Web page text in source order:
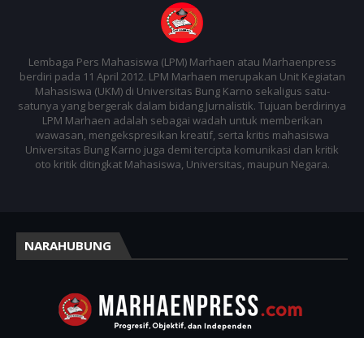
Lembaga Pers Mahasiswa (LPM) Marhaen atau Marhaenpress
berdiri pada 11 April 2012. LPM Marhaen merupakan Unit Kegiatan
Mahasiswa (UKM) di Universitas Bung Karno sekaligus satu-
satunya yang bergerak dalam bidang Jurnalistik. Tujuan berdirinya
LPM Marhaen adalah sebagai wadah untuk memberikan
wawasan, mengekspresikan kreatif, serta kritis mahasiswa
Universitas Bung Karno juga demi tercipta komunikasi dan kritik
oto kritik ditingkat Mahasiswa, Universitas, maupun Negara.
NARAHUBUNG